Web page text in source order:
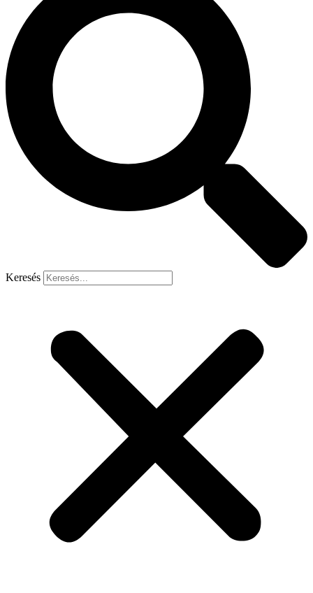
Keresés